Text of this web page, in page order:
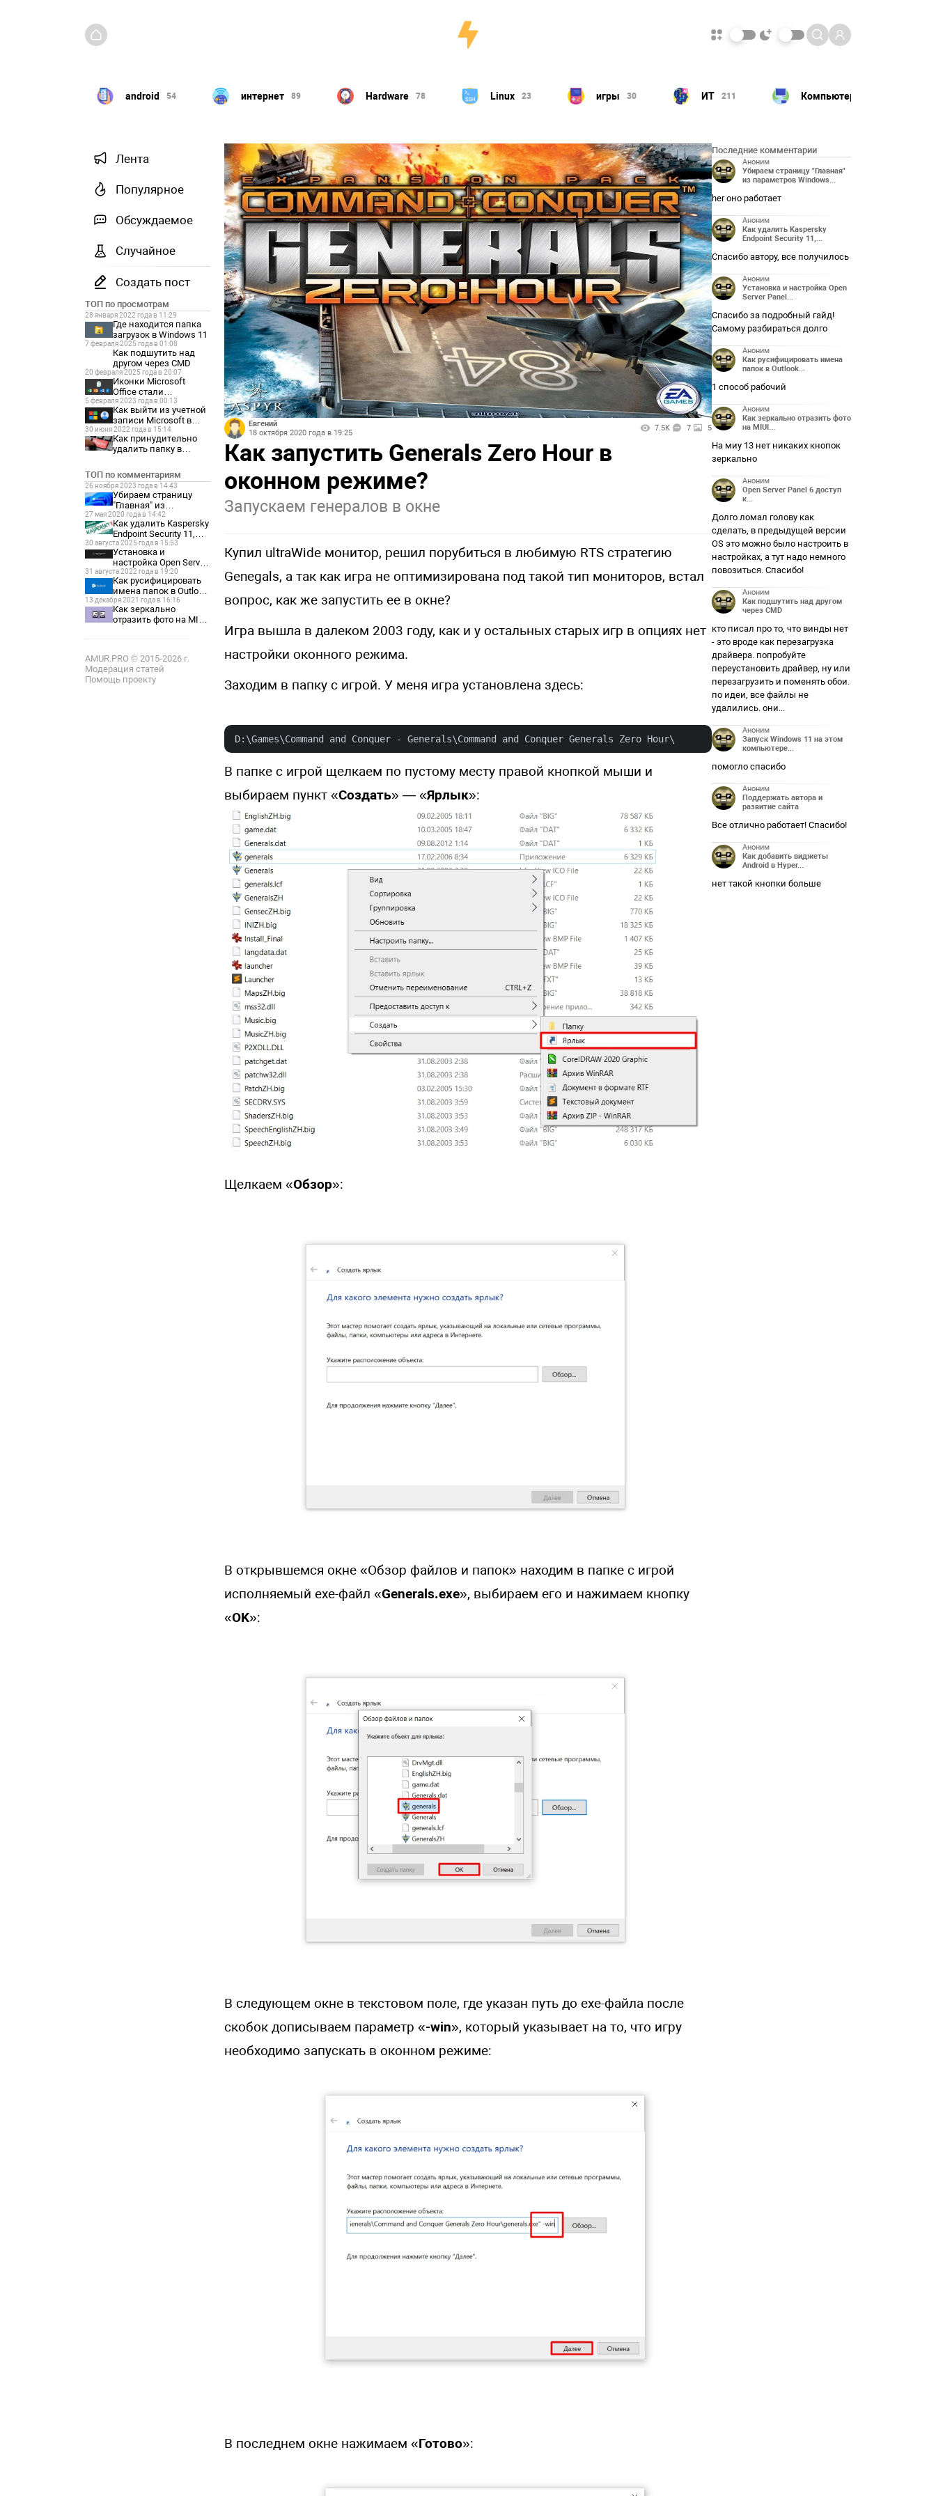
android 54 интернет 89 Hardware 78 Linux 23 игры 30 ИТ 211 Компьютер
Лента
Популярное
Обсуждаемое
Случайное
Создать пост
ТОП по просмотрам
28 января 2022 года в 11:29
Где находится папка
загрузок в Windows 11
7 февраля 2025 года в 01:08
Как подшутить над
другом через CMD
20 февраля 2025 года в 20:07
Иконки Microsoft
Office стали
отображаться как
белые листы
5 февраля 2023 года в 00:13
Как выйти из учетной
записи Microsoft в
Windows 11
30 июня 2022 года в 15:14
Как принудительно
удалить папку в
ТОП по комментариям
26 ноября 2023 года в 14:43
Убираем страницу
"Главная" из
параметров Windows
11
27 мая 2020 года в 14:42
Как удалить Kaspersky
Endpoint Security 11,
если забыл пароль?
30 августа 2025 года в 15:53
Установка и
настройка Open Server
Panel 6
31 августа 2022 года в 19:20
Как русифицировать
имена папок в Outlook
2021
13 декабря 2021 года в 16:16
Как зеркально
отразить фото на MIUI
AMUR.PRO © 2015-2026 г.
Модерация статей
Помощь проекту
Евгений
18 октября 2020 года в 19:25
7.5K 7 5
Как запустить Generals Zero Hour в
оконном режиме?
Запускаем генералов в окне
Купил ultraWide монитор, решил порубиться в любимую RTS стратегию
Genegals, а так как игра не оптимизирована под такой тип мониторов, встал
вопрос, как же запустить ее в окне?
Игра вышла в далеком 2003 году, как и у остальных старых игр в опциях нет
настройки оконного режима.
Заходим в папку с игрой. У меня игра установлена здесь:
D:\Games\Command and Conquer - Generals\Command and Conquer Generals Zero Hour\
В папке с игрой щелкаем по пустому месту правой кнопкой мыши и
выбираем пункт «Создать» — «Ярлык»:
Щелкаем «Обзор»:
В открывшемся окне «Обзор файлов и папок» находим в папке с игрой
исполняемый exe-файл «Generals.exe», выбираем его и нажимаем кнопку
«OK»:
В следующем окне в текстовом поле, где указан путь до exe-файла после
скобок дописываем параметр «-win», который указывает на то, что игру
необходимо запускать в оконном режиме:
В последнем окне нажимаем «Готово»:
Последние комментарии
Аноним
Убираем страницу "Главная"
из параметров Windows...
her оно работает
Аноним
Как удалить Kaspersky
Endpoint Security 11,...
Спасибо автору, все получилось
Аноним
Установка и настройка Open
Server Panel...
Спасибо за подробный гайд!
Самому разбираться долго
Аноним
Как русифицировать имена
папок в Outlook...
1 способ рабочий
Аноним
Как зеркально отразить фото
на MIUI...
На миу 13 нет никаких кнопок
зеркально
Аноним
Open Server Panel 6 доступ
к...
Долго ломал голову как
сделать, в предыдущей версии
OS это можно было настроить в
настройках, а тут надо немного
повозиться. Спасибо!
Аноним
Как подшутить над другом
через CMD
кто писал про то, что винды нет
- это вроде как перезагрузка
драйвера. попробуйте
переустановить драйвер, ну или
перезагрузить и поменять обои.
по идеи, все файлы не
удалились. они...
Аноним
Запуск Windows 11 на этом
компьютере...
помогло спасибо
Аноним
Поддержать автора и
развитие сайта
Все отлично работает! Спасибо!
Аноним
Как добавить виджеты
Android в Hyper...
нет такой кнопки больше